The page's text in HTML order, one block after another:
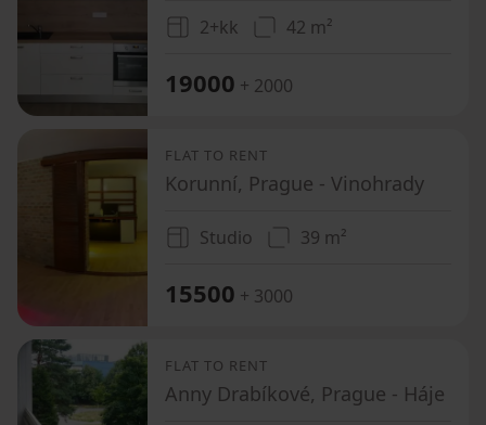
2+kk 42 m²
19000 + 2000
FLAT TO RENT
Korunní, Prague - Vinohrady
Studio 39 m²
15500 + 3000
FLAT TO RENT
Anny Drabíkové, Prague - Háje